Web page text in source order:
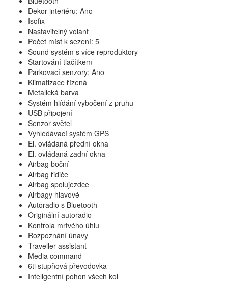
Dekor interiéru: Ano
Isofix
Nastavitelný volant
Počet míst k sezení: 5
Sound systém s více reproduktory
Startování tlačítkem
Parkovací senzory: Ano
Klimatizace řízená
Metalická barva
Systém hlídání vybočení z pruhu
USB připojení
Senzor světel
Vyhledávací systém GPS
El. ovládaná přední okna
El. ovládaná zadní okna
Airbag boční
Airbag řidiče
Airbag spolujezdce
Airbagy hlavové
Autoradio s Bluetooth
Originální autoradio
Kontrola mrtvého úhlu
Rozpoznání únavy
Traveller assistant
Media command
6ti stupňová převodovka
Inteligentní pohon všech kol